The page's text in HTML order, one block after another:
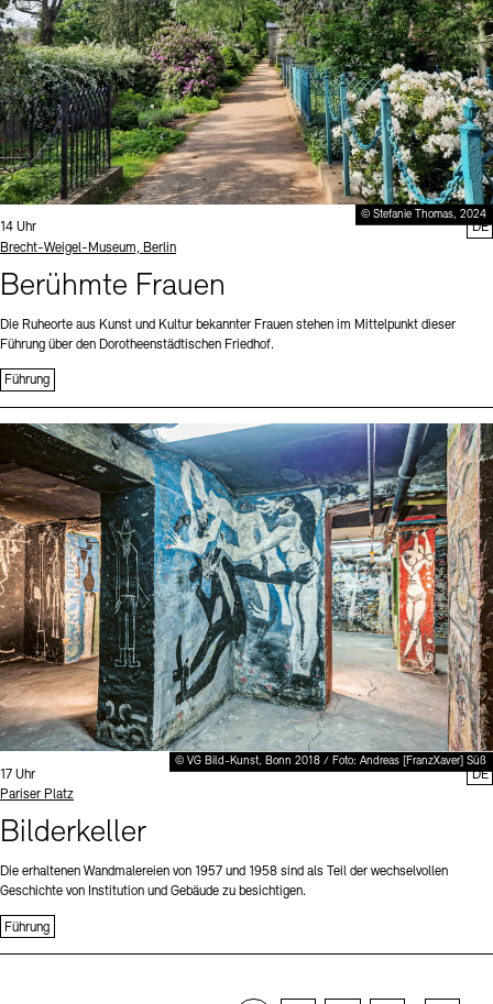
© Stefanie Thomas, 2024
Uhrzeit:
14 Uhr
Standort
Brecht-Weigel-Museum, Berlin
Berühmte Frauen
Die Ruheorte aus Kunst und Kultur bekannter Frauen stehen im Mittelpunkt dieser
Führung über den Dorotheenstädtischen Friedhof.
Führung
DE
© VG Bild-Kunst, Bonn 2018 / Foto: Andreas [FranzXaver] Süß
Uhrzeit:
17 Uhr
Standort
Pariser Platz
Bilderkeller
Die erhaltenen Wandmalereien von 1957 und 1958 sind als Teil der wechselvollen
Geschichte von Institution und Gebäude zu besichtigen.
Führung
DE